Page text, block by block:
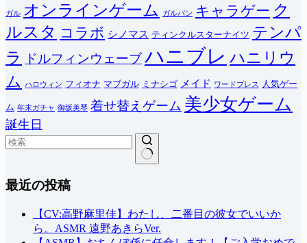
ガル オンラインゲーム ガルパン キャラゲー ク
ルスタ コラボ シノマス ティンクルスターナイツ テンパ
ラ
ドルフィンウェーブハニブレ ハニリウ
ム
ハロウィン フィオナ マブガル ミナシゴ メイド ワードプレス 人気ゲー
ム 年末ガチャ 御坂美琴 着せ替えゲーム 美少女ゲーム
誕生日
果
最近の投稿
【CV:高野麻里佳】わたし、二番目の彼女でいいか
ら。ASMR 遠野あきらVer.